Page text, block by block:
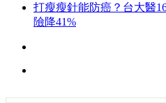
打瘦瘦針能防癌？台大醫
險降41%